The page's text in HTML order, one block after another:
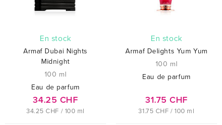
En stock
Armaf Dubai Nights
Midnight
100 ml
Eau de parfum
34.25 CHF
34.25 CHF / 100 ml
En stock
Armaf Delights Yum Yum
100 ml
Eau de parfum
31.75 CHF
31.75 CHF / 100 ml